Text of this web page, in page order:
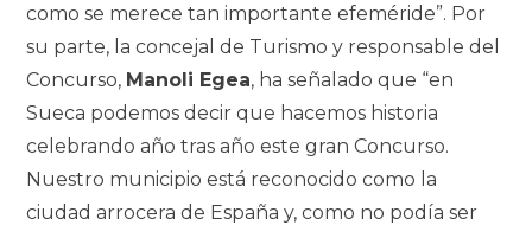
como se merece tan importante efeméride”. Por
su parte, la concejal de Turismo y responsable del
Concurso, Manoli Egea, ha señalado que “en
Sueca podemos decir que hacemos historia
celebrando año tras año este gran Concurso.
Nuestro municipio está reconocido como la
ciudad arrocera de España y, como no podía ser